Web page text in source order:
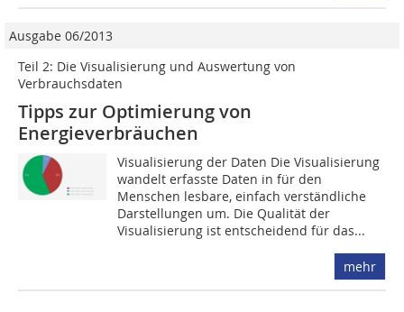
Ausgabe 06/2013
Teil 2: Die Visualisierung und Auswertung von
Verbrauchsdaten
Tipps zur Optimierung von
Energieverbräuchen
Visualisierung der Daten Die Visualisierung
wandelt erfasste Daten in für den
Menschen lesbare, einfach verständliche
Darstellungen um. Die Qualität der
Visualisierung ist entscheidend für das...
mehr